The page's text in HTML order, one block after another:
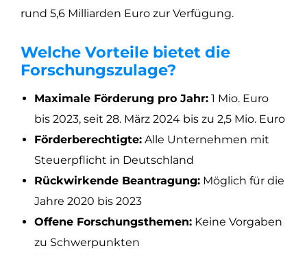
rund 5,6 Milliarden Euro zur Verfügung.
Welche Vorteile bietet die
Forschungszulage?
Maximale Förderung pro Jahr: 1 Mio. Euro
bis 2023, seit 28. März 2024 bis zu 2,5 Mio. Euro
Förderberechtigte: Alle Unternehmen mit
Steuerpflicht in Deutschland
Rückwirkende Beantragung: Möglich für die
Jahre 2020 bis 2023
Offene Forschungsthemen: Keine Vorgaben
zu Schwerpunkten